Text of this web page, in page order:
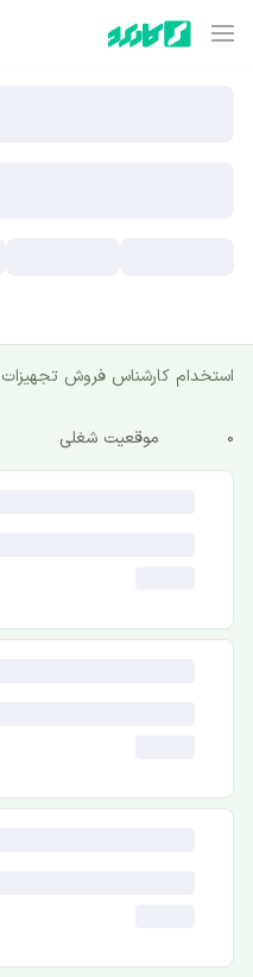
استخدام کارشناس فروش تجهیزات
0 موقعیت شغلی